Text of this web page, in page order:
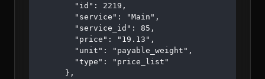
        "id": 2219,
        "service": "Main",
        "service_id": 85,
        "price": "19.13",
        "unit": "payable_weight",
        "type": "price_list"
      },